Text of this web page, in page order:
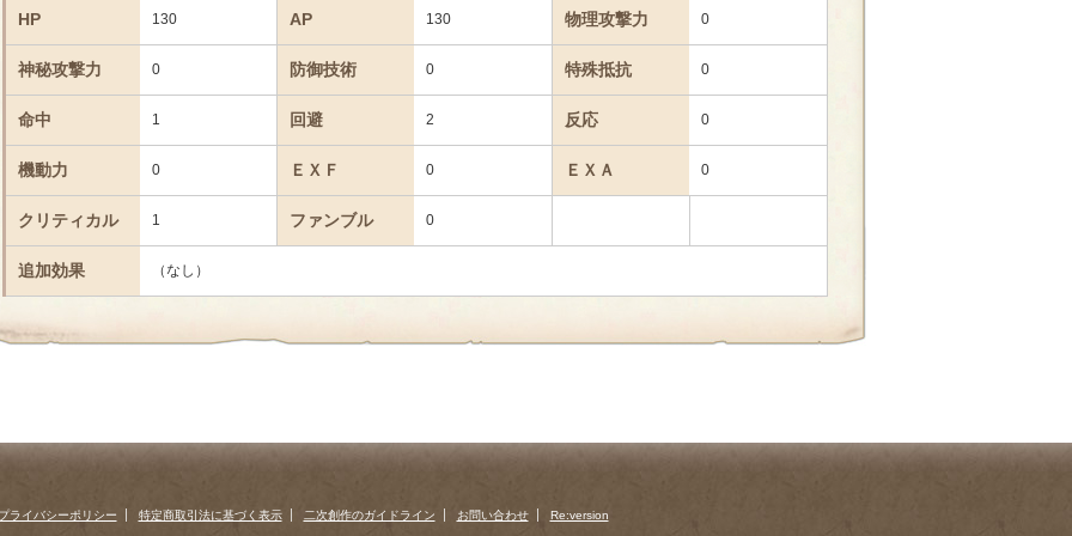
HP 130 AP 130 物理攻撃力 0
神秘攻撃力 0 防御技術 0 特殊抵抗 0
命中 1 回避 2 反応 0
機動力 0 ＥＸＦ 0 ＥＸＡ 0
クリティカル 1 ファンブル 0
追加効果 （なし）
ライバシーポリシー 特定商取引法に基づく表示 二次創作のガイドライン お問い合わせ Re:version